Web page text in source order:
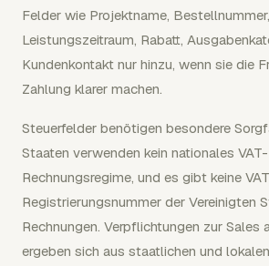
Felder wie Projektname, Bestellnummer,
Leistungszeitraum, Rabatt,
Kundenkontakt nur hinzu, wenn sie die
Zahlung klarer machen.
Steuerfelder benötigen besondere
Staaten verwenden kein nationales
Rechnungsregime, und es gibt keine
Registrierungsnummer der Vereinigten
Rechnungen. Verpflichtungen zur Sales
ergeben sich aus staatlichen und